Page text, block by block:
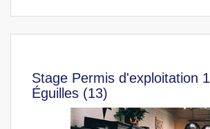
Stage Permis d'exploitation
Éguilles (13)